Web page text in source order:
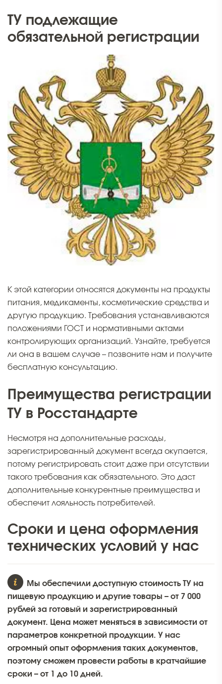
ТУ подлежащие
обязательной регистрации
К этой категории относятся документы на продукты
питания, медикаменты, косметические средства и
другую продукцию. Требования устанавливаются
положениями ГОСТ и нормативными актами
контролирующих организаций. Узнайте, требуется
ли она в вашем случае – позвоните нам и получите
бесплатную консультацию.
Преимущества регистрации
ТУ в Росстандарте
Несмотря на дополнительные расходы,
зарегистрированный документ всегда окупается,
потому регистрировать стоит даже при отсутствии
такого требования как обязательного. Это даст
дополнительные конкурентные преимущества и
обеспечит лояльность потребителей.
Сроки и цена оформления
технических условий у нас
Мы обеспечили доступную стоимость ТУ на
пищевую продукцию и другие товары – от 7 000
рублей за готовый и зарегистрированный
документ. Цена может меняться в зависимости от
параметров конкретной продукции. У нас
огромный опыт оформления таких документов,
поэтому сможем провести работы в кратчайшие
сроки – от 1 до 10 дней.